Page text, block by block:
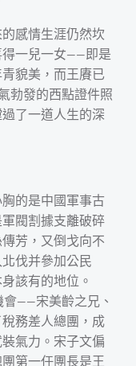
感情生涯仍然坎
一兒一女——即是
貌美，而王賡已
勃發的西點證件照
了一道人生的深
的是中國軍事古
閥割據支離破碎
芳，又倒戈向不
伐并參加公民
該有的地位。
——宋美齡之兄、
務差人總團，成
氣力。宋子文偏
第一任團長是王